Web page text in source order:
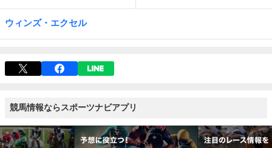
ウィンズ・エクセル
競馬情報ならスポーツナビアプリ